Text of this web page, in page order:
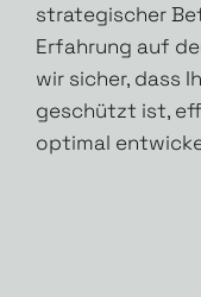
strategischer
Erfahrung auf
wir sicher, dass
geschützt ist,
optimal